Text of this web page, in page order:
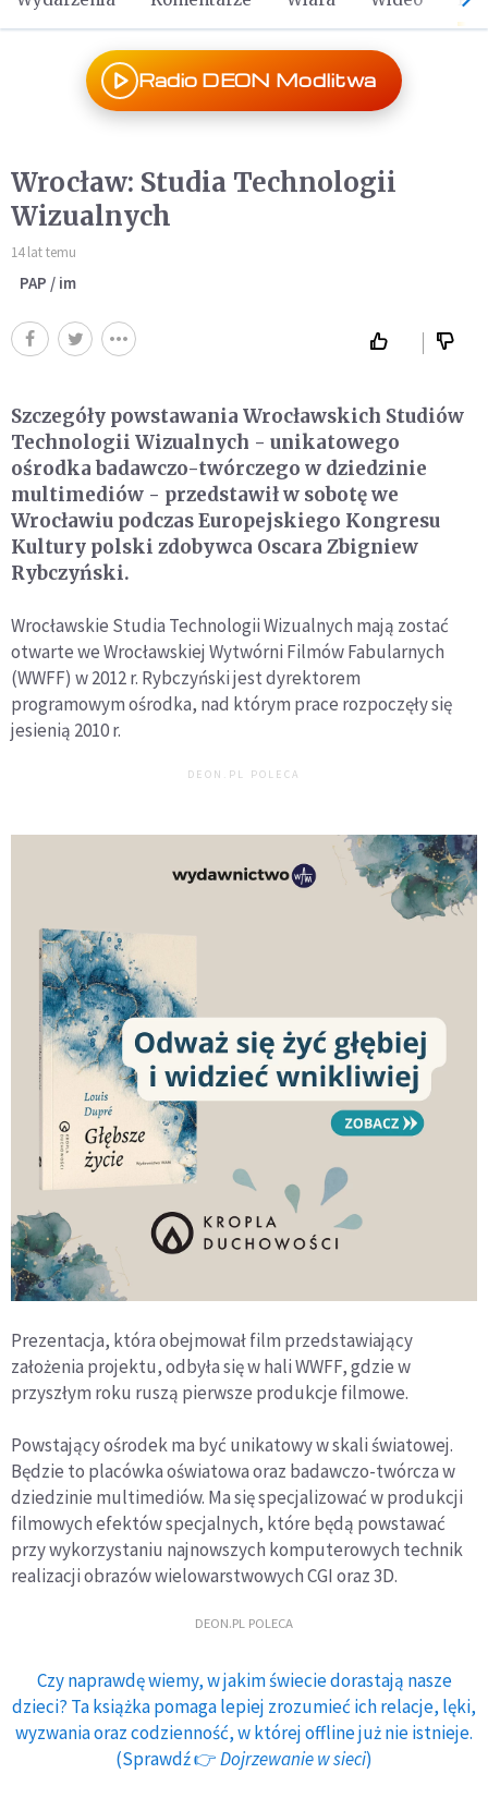
Radio DEON Modlitwa
Wrocław: Studia Technologii
Wizualnych
14 lat temu
PAP / im
Szczegóły powstawania Wrocławskich Studiów
Technologii Wizualnych - unikatowego
ośrodka badawczo-twórczego w dziedzinie
multimediów - przedstawił w sobotę we
Wrocławiu podczas Europejskiego Kongresu
Kultury polski zdobywca Oscara Zbigniew
Rybczyński.
Wrocławskie Studia Technologii Wizualnych mają zostać
otwarte we Wrocławskiej Wytwórni Filmów Fabularnych
(WWFF) w 2012 r. Rybczyński jest dyrektorem
programowym ośrodka, nad którym prace rozpoczęły się
jesienią 2010 r.
DEON.PL POLECA
Prezentacja, która obejmował film przedstawiający
założenia projektu, odbyła się w hali WWFF, gdzie w
przyszłym roku ruszą pierwsze produkcje filmowe.
Powstający ośrodek ma być unikatowy w skali światowej.
Będzie to placówka oświatowa oraz badawczo-twórcza w
dziedzinie multimediów. Ma się specjalizować w produkcji
filmowych efektów specjalnych, które będą powstawać
przy wykorzystaniu najnowszych komputerowych technik
realizacji obrazów wielowarstwowych CGI oraz 3D.
DEON.PL POLECA
Czy naprawdę wiemy, w jakim świecie dorastają nasze
dzieci? Ta książka pomaga lepiej zrozumieć ich relacje, lęki,
wyzwania oraz codzienność, w której offline już nie istnieje.
(Sprawdź 👉Dojrzewanie w sieci)